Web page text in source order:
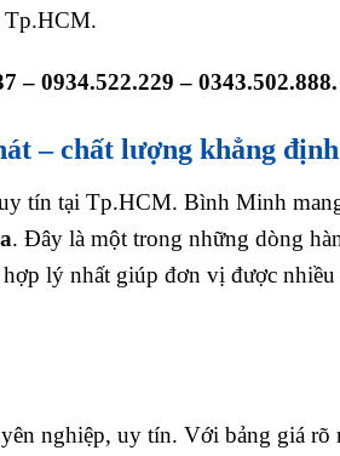
Tp.HCM.
– 0934.522.229 – 0343.502.888.
– chất lượng khẳng
tín tại Tp.HCM. Bình Minh
. Đây là một trong những dòng
lý nhất giúp đơn vị được nhiều
nghiệp, uy tín. Với bảng giá rõ